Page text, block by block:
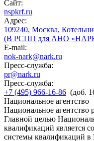
Сайт:
nspkrf.ru
Адрес:
109240, Москва,
(В РСПП для АНО
E-mail:
nok-nark@nark.ru
Пресс-служба:
pr@nark.ru
Пресс-служба:
+7 (495) 966-16-86 (доб.
Национальное агентство
Национальное агентство
Главной целью
квалификаций является
системы квалификаций в